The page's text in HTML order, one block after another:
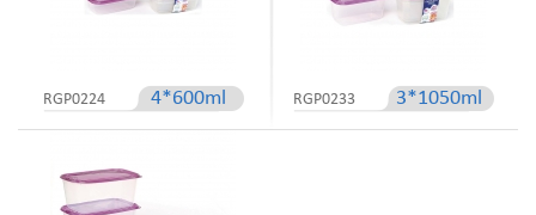
RGP0224 4*600ml RGP0233 3*1050ml